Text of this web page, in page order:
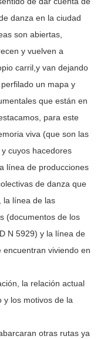
danza en la ciudad
son abiertas,
y vuelven a
carril,y van dejando
un mapa y
que están en
para este
viva (que son las
cuyos hacedores
línea de producciones
de danza que
la línea de las
(documentos de los
N 5929) y la línea de
viviendo en
la relación actual
y los motivos de la
otras rutas ya